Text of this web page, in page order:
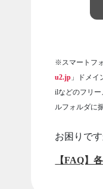
※スマートフ
u2.jp 」ドメ
ilなどのフリー
ルフォルダに
お困りです
【FAQ】